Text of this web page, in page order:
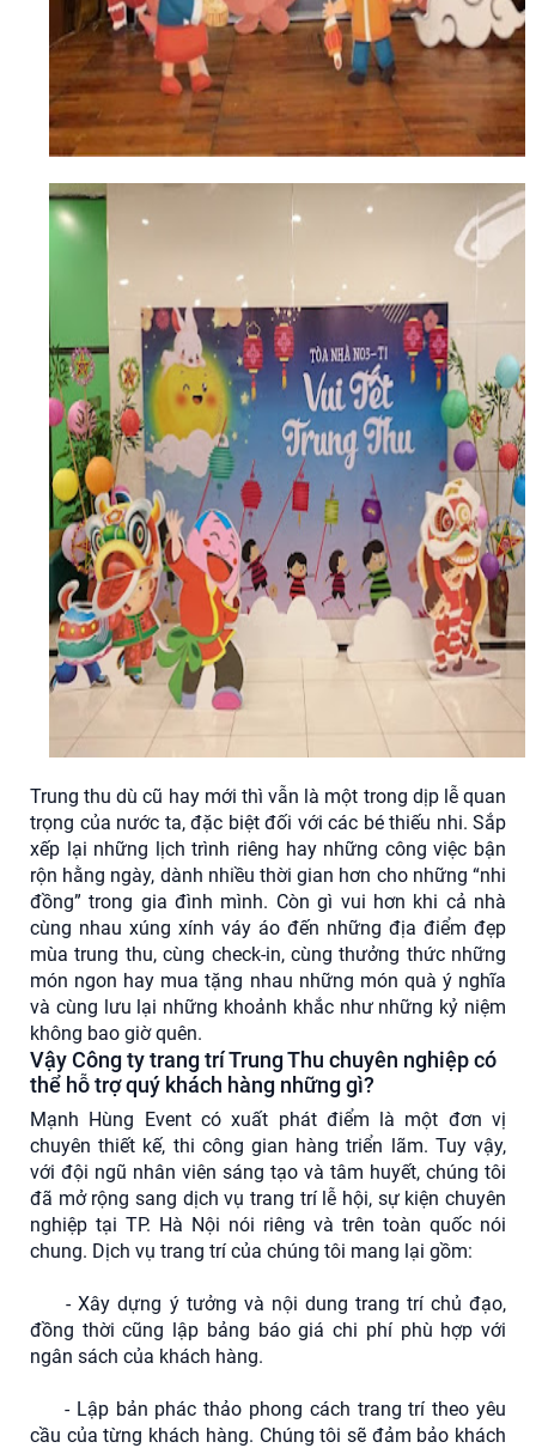
Trung thu dù cũ hay mới thì vẫn là một trong dịp lễ quan
trọng của nước ta, đặc biệt đối với các bé thiếu nhi. Sắp
xếp lại những lịch trình riêng hay những công việc bận
rộn hằng ngày, dành nhiều thời gian hơn cho những “nhi
đồng” trong gia đình mình. Còn gì vui hơn khi cả nhà
cùng nhau xúng xính váy áo đến những địa điểm đẹp
mùa trung thu, cùng check-in, cùng thưởng thức những
món ngon hay mua tặng nhau những món quà ý nghĩa
và cùng lưu lại những khoảnh khắc như những kỷ niệm
không bao giờ quên.
Vậy Công ty trang trí Trung Thu chuyên nghiệp có
thể hỗ trợ quý khách hàng những gì?
Mạnh Hùng Event có xuất phát điểm là một đơn vị
chuyên thiết kế, thi công gian hàng triển lãm. Tuy vậy,
với đội ngũ nhân viên sáng tạo và tâm huyết, chúng tôi
đã mở rộng sang dịch vụ trang trí lễ hội, sự kiện chuyên
nghiệp tại TP. Hà Nội nói riêng và trên toàn quốc nói
chung. Dịch vụ trang trí của chúng tôi mang lại gồm:
- Xây dựng ý tưởng và nội dung trang trí chủ đạo,
đồng thời cũng lập bảng báo giá chi phí phù hợp với
ngân sách của khách hàng.
- Lập bản phác thảo phong cách trang trí theo yêu
cầu của từng khách hàng. Chúng tôi sẽ đảm bảo khách